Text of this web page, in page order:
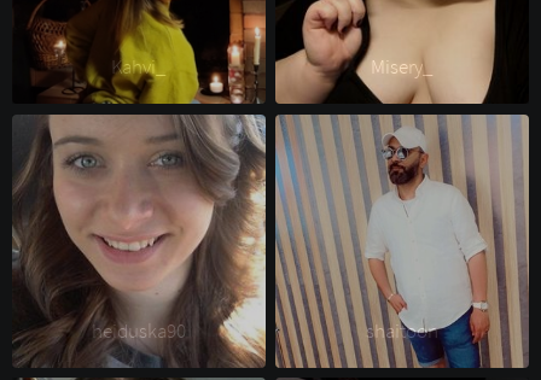
Kahvi_ Misery_
heiduska90 shaitoon